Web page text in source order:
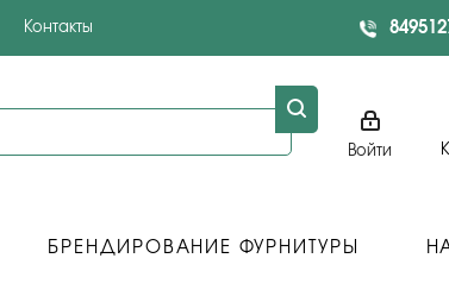
Контакты
Войти
БРЕНДИРОВАНИЕ ФУРНИТУРЫ